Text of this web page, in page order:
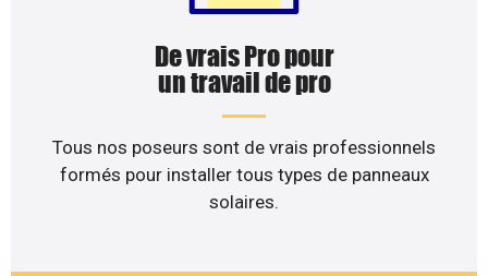
De vrais Pro pour
un travail de pro
Tous nos poseurs sont de vrais professionnels
formés pour installer tous types de panneaux
solaires.